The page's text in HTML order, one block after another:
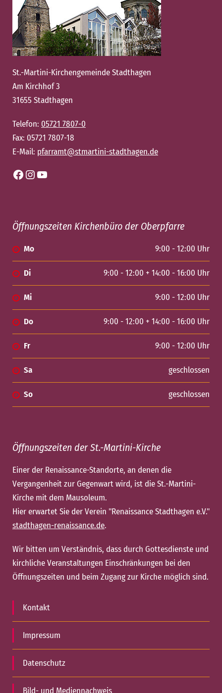
St.-Martini-Kirchengemeinde Stadthagen
Am Kirchhof 3
31655 Stadthagen
Telefon: 05721 7807-0
Fax: 05721 7807-18
E-Mail: pfarramt@stmartini-stadthagen.de
Facebook Instagram YouTube
Öffnungszeiten Kirchenbüro der Oberpfarre
Mo 9:00 - 12:00 Uhr
Di 9:00 - 12:00 + 14:00 - 16:00 Uhr
Mi 9:00 - 12:00 Uhr
Do 9:00 - 12:00 + 14:00 - 16:00 Uhr
Fr 9:00 - 12:00 Uhr
Sa geschlossen
So geschlossen
Öffnungszeiten der St.-Martini-Kirche
Einer der Renaissance-Standorte, an denen die
Vergangenheit zur Gegenwart wird, ist die St.-Martini-
Kirche mit dem Mausoleum.
Hier erwartet Sie der Verein "Renaissance Stadthagen e.V."
stadthagen-renaissance.de.
Wir bitten um Verständnis, dass durch Gottesdienste und
kirchliche Veranstaltungen Einschränkungen bei den
Öffnungszeiten und beim Zugang zur Kirche möglich sind.
Kontakt
Impressum
Datenschutz
Bild- und Mediennachweis